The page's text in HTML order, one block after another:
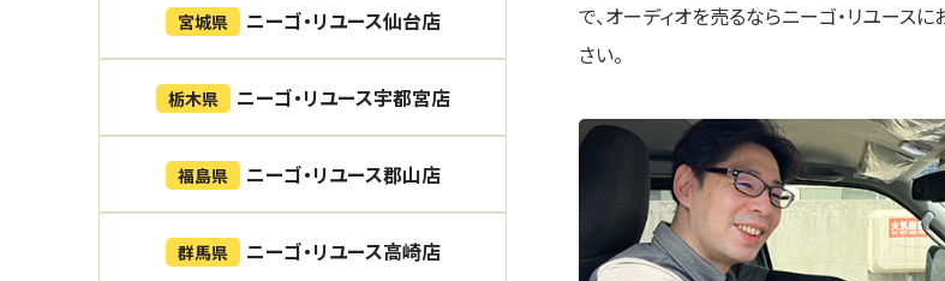
で、オーディオを売るならニーゴ・リユースに
さい。
宮城県 ニーゴ・リユース仙台店
栃木県 ニーゴ・リユース宇都宮店
福島県 ニーゴ・リユース郡山店
群馬県 ニーゴ・リユース高崎店